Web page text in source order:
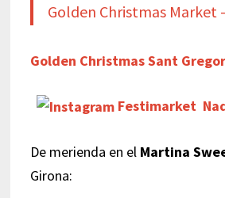
Golden Christmas Market
Golden Christmas Sant
Festimarket
De merienda en el Martina
Girona: